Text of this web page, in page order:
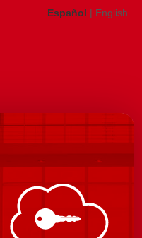
Español | English